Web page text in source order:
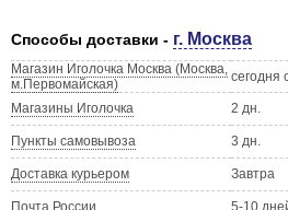
Способы доставки - г. Москва
Магазин Иголочка Москва (Москва,
м.Первомайская)
сегодня
Магазины Иголочка 2 дн.
Пункты самовывоза 3 дн.
Доставка курьером Завтра